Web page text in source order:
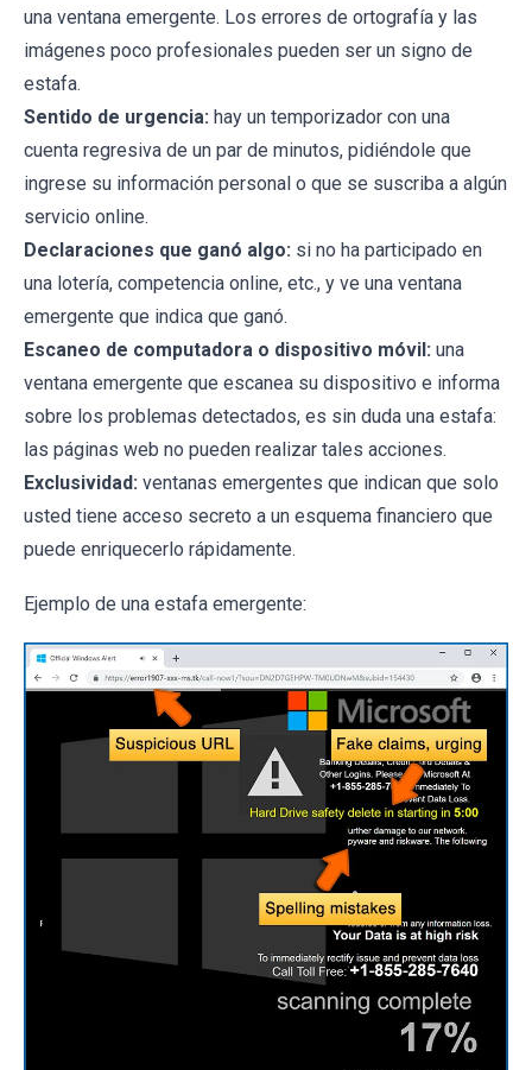
una ventana emergente. Los errores de ortografía y las
imágenes poco profesionales pueden ser un signo de
estafa.
Sentido de urgencia: hay un temporizador con una
cuenta regresiva de un par de minutos, pidiéndole que
ingrese su información personal o que se suscriba a algún
servicio online.
Declaraciones que ganó algo: si no ha participado en
una lotería, competencia online, etc., y ve una ventana
emergente que indica que ganó.
Escaneo de computadora o dispositivo móvil: una
ventana emergente que escanea su dispositivo e informa
sobre los problemas detectados, es sin duda una estafa:
las páginas web no pueden realizar tales acciones.
Exclusividad: ventanas emergentes que indican que solo
usted tiene acceso secreto a un esquema financiero que
puede enriquecerlo rápidamente.
Ejemplo de una estafa emergente: